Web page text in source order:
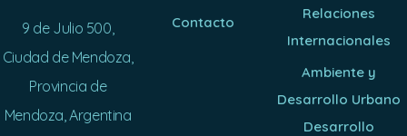
9 de Julio 500,
Ciudad de Mendoza,
Provincia de
Mendoza, Argentina
Contacto
Relaciones
Internacionales
Ambiente y
Desarrollo Urbano
Desarrollo